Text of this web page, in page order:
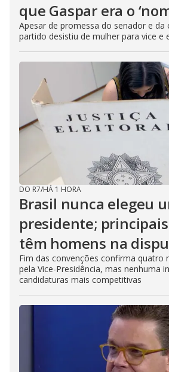
que Gaspar era o
Apesar de promessa do senador e da
partido desistiu de mulher para vice e
DO R7/HÁ 1 HORA
Brasil nunca elegeu
presidente;
têm homens na
Fim das convenções confirma quatro
pela Vice-Presidência, mas nenhuma
candidaturas mais competitivas